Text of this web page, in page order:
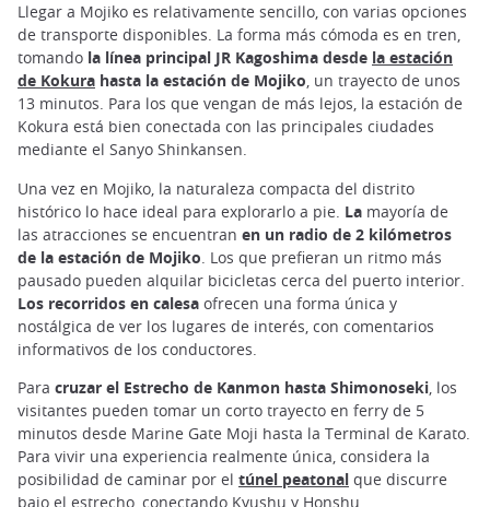
Llegar a Mojiko es relativamente sencillo, con varias opciones
de transporte disponibles. La forma más cómoda es en tren,
tomando la línea principal JR Kagoshima desde la estación
de Kokura hasta la estación de Mojiko, un trayecto de unos
13 minutos. Para los que vengan de más lejos, la estación de
Kokura está bien conectada con las principales ciudades
mediante el Sanyo Shinkansen.
Una vez en Mojiko, la naturaleza compacta del distrito
histórico lo hace ideal para explorarlo a pie. La mayoría de
las atracciones se encuentran en un radio de 2 kilómetros
de la estación de Mojiko . Los que prefieran un ritmo más
pausado pueden alquilar bicicletas cerca del puerto interior.
Los recorridos en calesa ofrecen una forma única y
nostálgica de ver los lugares de interés, con comentarios
informativos de los conductores.
Para cruzar el Estrecho de Kanmon hasta Shimonoseki , los
visitantes pueden tomar un corto trayecto en ferry de 5
minutos desde Marine Gate Moji hasta la Terminal de Karato.
Para vivir una experiencia realmente única, considera la
posibilidad de caminar por el túnel peatonal que discurre
bajo el estrecho, conectando Kyushu y Honshu.